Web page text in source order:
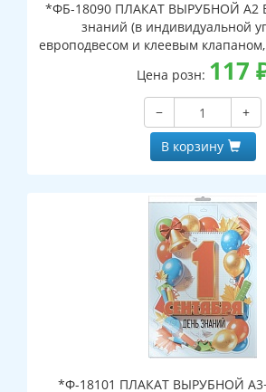
*ФБ-18090 ПЛАКАТ ВЫРУБНОЙ А2
знаний (в индивидуальной
европодвесом и клеевым
ВД-лак)
Цена розн: 117
−
+
В корзину
*Ф-18101 ПЛАКАТ ВЫРУБНОЙ